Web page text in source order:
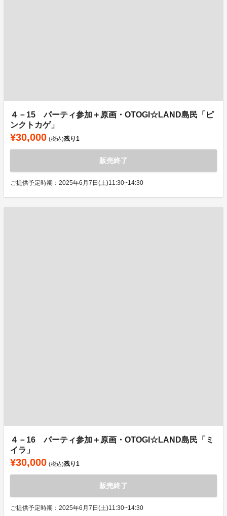
４－15 パーティ参加＋原画・OTOGI☆LAND島民「ピ
ンクトカゲ」
¥30,000 (税込)残り1
販売終了
ご提供予定時期：2025年6月7日(土)11:30~14:30
４－16 パーティ参加＋原画・OTOGI☆LAND島民「ミ
イラ」
¥30,000 (税込)残り1
販売終了
ご提供予定時期：2025年6月7日(土)11:30~14:30